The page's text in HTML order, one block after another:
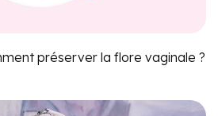
préserver la flore vaginale ?